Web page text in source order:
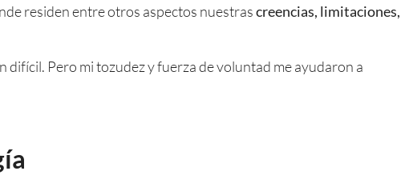
residen entre otros aspectos nuestrascreencias, limitaciones,
Pero mi tozudez y fuerza de voluntad me ayudaron a